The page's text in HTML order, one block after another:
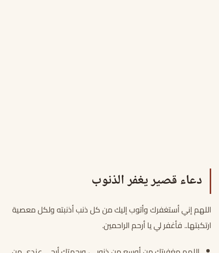
دعاء قصير يغفر الذنوب
اللهم إني أستغفرك وأتوب إليك من كل ذنب أذنبته ولكل معصية
ارتكبتها.. فأغفر لي يا أرحم الراحمين.